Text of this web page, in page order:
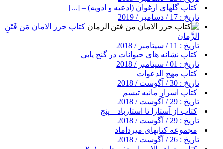
کتاب گلهای ارغوان (ادعیه و ادویه) – [...]
تاریخ : 17 / دسامبر / 2019
کتاب حرز الامان مَن فَتَنِ
الزَّمان
تاریخ : 11 / سپتامبر / 2018
کتاب نشانه های حیوانات در گنج یابی
تاریخ : 01 / سپتامبر / 2018
کتاب مهج الدعوات
تاریخ : 30 / آگوست / 2018
کتاب اسرار مانیه تیسم
تاریخ : 29 / آگوست / 2018
کتاب از آستارا تا استارباد – پنج
تاریخ : 29 / آگوست / 2018
مجموعه کتابهای میرداماد
تاریخ : 26 / آگوست / 2018